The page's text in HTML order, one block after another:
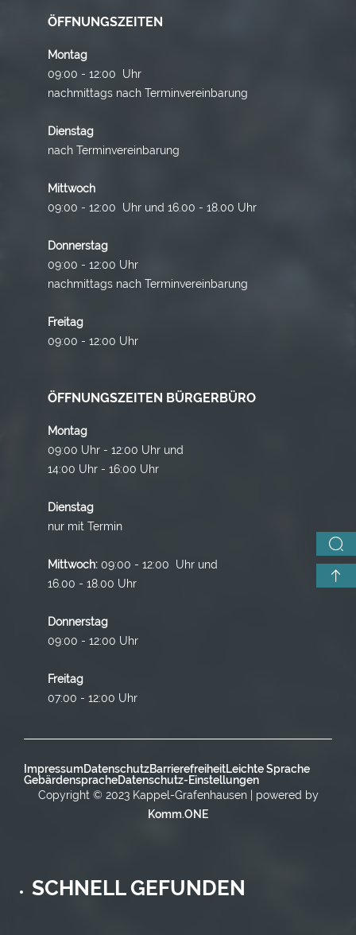
ÖFFNUNGSZEITEN
Montag
09:00 - 12:00 Uhr
nachmittags nach Terminvereinbarung
Dienstag
nach Terminvereinbarung
Mittwoch
09:00 - 12:00 Uhr und 16.00 - 18.00 Uhr
Donnerstag
09:00 - 12:00 Uhr
nachmittags nach Terminvereinbarung
Freitag
09:00 - 12:00 Uhr
ÖFFNUNGSZEITEN BÜRGERBÜRO
Montag
09:00 Uhr - 12:00 Uhr und
14:00 Uhr - 16:00 Uhr
Dienstag
nur mit Termin
Mittwoch: 09:00 - 12:00 Uhr und
16.00 - 18.00 Uhr
Donnerstag
09:00 - 12:00 Uhr
Freitag
07:00 - 12:00 Uhr
ImpressumDatenschutzBarrierefreiheitLeichte Sprache
GebärdenspracheDatenschutz-Einstellungen
Copyright © 2023 Kappel-Grafenhausen | powered by
Komm.ONE
SCHNELL GEFUNDEN